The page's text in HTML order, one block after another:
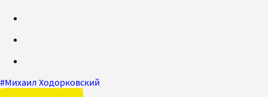
#Михаил Ходорковский